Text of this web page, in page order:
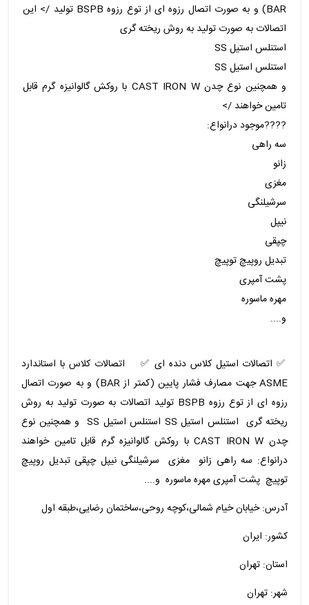
BAR) و به صورت اتصال رزوه ای از توع رزوه BSPB تولید /> این
اتصالات به صورت تولید به روش ریخته گری
استنلس استیل SS
استنلس استیل SS
و همچنین نوع چدن CAST IRON W با روکش گالوانیزه گرم قابل
تامین خواهند />
????️موجود درانواع:
سه راهی
زانو
مغزی
سرشیلنگی
نیپل
چپقی
تبدیل روپیچ توپیچ
پشت آمپری
مهره ماسوره
و....
✅️ اتصالات استیل کلاس دنده ای ✅️ اتصالات کلاس با استاندارد
ASME جهت مصارف فشار پایین (کمتر از BAR) و به صورت اتصال
رزوه ای از توع رزوه BSPB تولید اتصالات به صورت تولید به روش
ریخته گری استنلس استیل SS استنلس استیل SS و همچنین نوع
چدن CAST IRON W با روکش گالوانیزه گرم قابل تامین خواهند
درانواع: سه راهی زانو مغزی سرشیلنگی نیپل چپقی تبدیل روپیچ
توپیچ پشت آمپری مهره ماسوره و....
آدرس: خیابان خیام شمالی،کوچه روحی،ساختمان رضایی،طبقه اول
کشور: ایران
استان: تهران
شهر: تهران